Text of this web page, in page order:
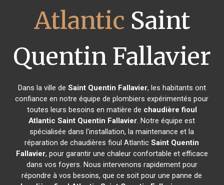
Atlantic Saint
Quentin Fallavier
Dans la ville de Saint Quentin Fallavier, les habitants ont
confiance en notre équipe de plombiers expérimentés pour
toutes leurs besoins en matière de chaudière fioul
Atlantic Saint Quentin Fallavier. Notre équipe est
spécialisée dans l'installation, la maintenance et la
réparation de chaudières fioul AtlanticSaint Quentin
Fallavier, pour garantir une chaleur confortable et efficace
dans vos foyers. Nous intervenons rapidement pour
répondre à vos besoins, que ce soit pour une panne de